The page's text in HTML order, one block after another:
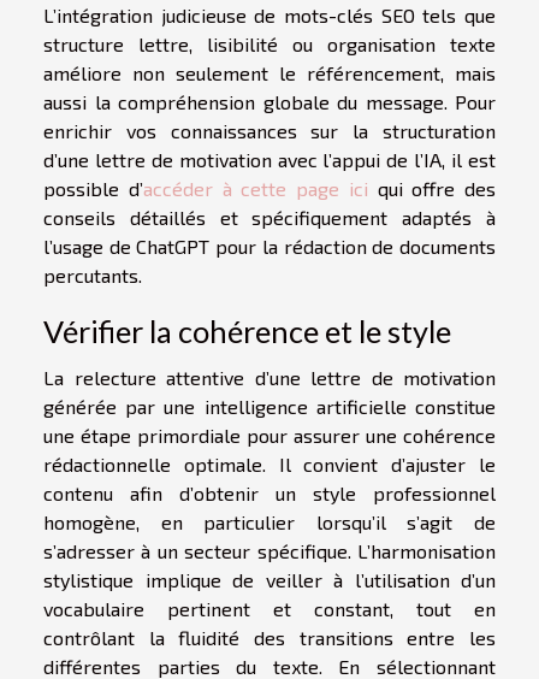
L’intégration judicieuse de mots-clés SEO tels que
structure lettre, lisibilité ou organisation texte
améliore non seulement le référencement, mais
aussi la compréhension globale du message. Pour
enrichir vos connaissances sur la structuration
d’une lettre de motivation avec l’appui de l’IA, il est
possible d’accéder à cette page ici qui offre des
conseils détaillés et spécifiquement adaptés à
l’usage de ChatGPT pour la rédaction de documents
percutants.
Vérifier la cohérence et le style
La relecture attentive d’une lettre de motivation
générée par une intelligence artificielle constitue
une étape primordiale pour assurer une cohérence
rédactionnelle optimale. Il convient d’ajuster le
contenu afin d’obtenir un style professionnel
homogène, en particulier lorsqu’il s’agit de
s’adresser à un secteur spécifique. L’harmonisation
stylistique implique de veiller à l’utilisation d’un
vocabulaire pertinent et constant, tout en
contrôlant la fluidité des transitions entre les
différentes parties du texte. En sélectionnant